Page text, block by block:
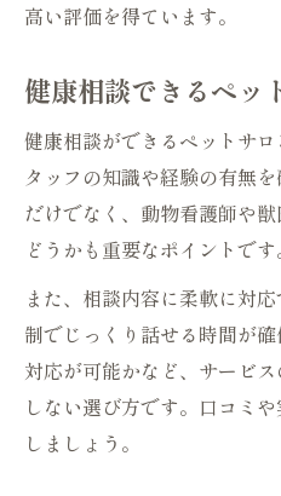
高い評価を得ています。
健康相談できるペッ
健康相談ができるペットサ
タッフの知識や経験の有無
だけでなく、動物看護師や
どうかも重要なポイントです
また、相談内容に柔軟に対
制でじっくり話せる時間が
対応が可能かなど、サービ
しない選び方です。口コミ
しましょう。